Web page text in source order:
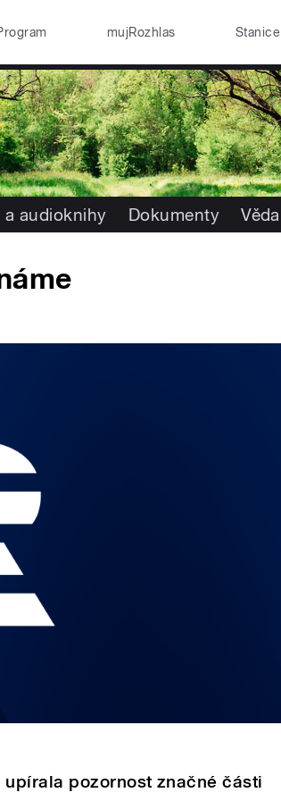
mujRozhlas Stanice
a audioknihy Dokumenty Věda
pozornost značné části